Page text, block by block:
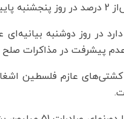
در روز دوشنبه
پیشرفت در مذاکرات صلح
عازم فلسطین